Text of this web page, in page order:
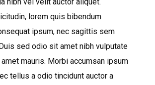
lorem quis bibendum
ipsum, nec sagittis sem
sed odio sit amet nibh vulputate
mauris. Morbi accumsan ipsum
tellus a odio tincidunt auctor a